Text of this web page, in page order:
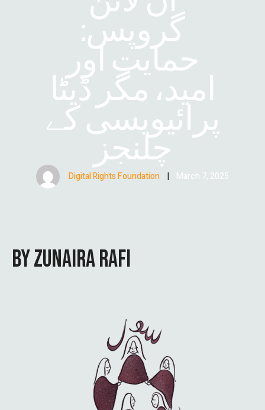
گروپس:
حمایت اور
امید، مگر ڈیٹا
پرائیویسی کے
چلنجز
Digital Rights Foundation | March 7, 2025
BY ZUNAIRA RAFI